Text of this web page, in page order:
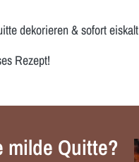
dekorieren & sofort
Rezept!
milde Quitte?